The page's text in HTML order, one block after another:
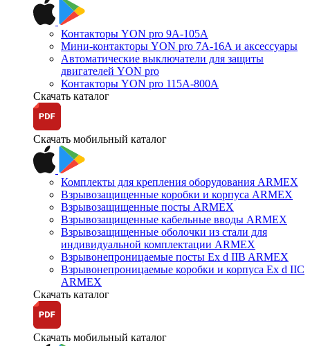
Контакторы YON pro 9А-105А
Мини-контакторы YON pro 7А-16А и аксессуары
Автоматические выключатели для защиты
двигателей YON pro
Контакторы YON pro 115А-800А
Скачать каталог
Скачать мобильный каталог
Комплекты для крепления оборудования ARMEX
Взрывозащищенные коробки и корпуса ARMEX
Взрывозащищенные посты ARMEX
Взрывозащищенные кабельные вводы ARMEX
Взрывозащищенные оболочки из стали для
индивидуальной комплектации ARMEX
Взрывонепроницаемые посты Ex d IIB ARMEX
Взрывонепроницаемые коробки и корпуса Ex d IIС
ARMEX
Скачать каталог
Скачать мобильный каталог